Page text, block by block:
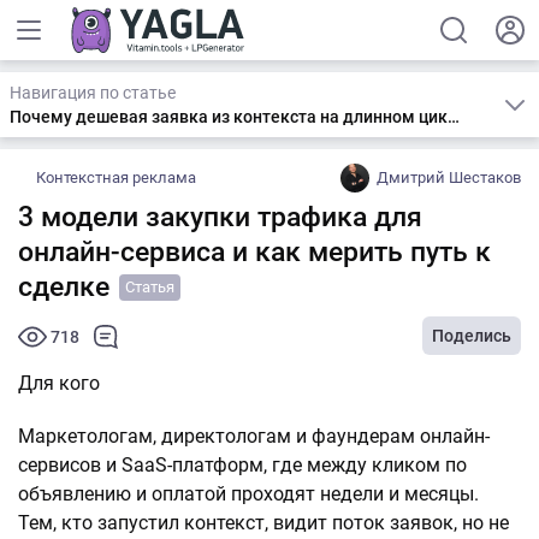
Навигация по статье
Почему дешевая заявка из контекста на длинном цикле обманывает?
Контекстная реклама Дмитрий Шестаков
3 модели закупки трафика для
онлайн-сервиса и как мерить путь к
сделке
Статья
718 Поделись
Для кого
Маркетологам, директологам и фаундерам онлайн-
сервисов и SaaS-платформ, где между кликом по
объявлению и оплатой проходят недели и месяцы.
Тем, кто запустил контекст, видит поток заявок, но не